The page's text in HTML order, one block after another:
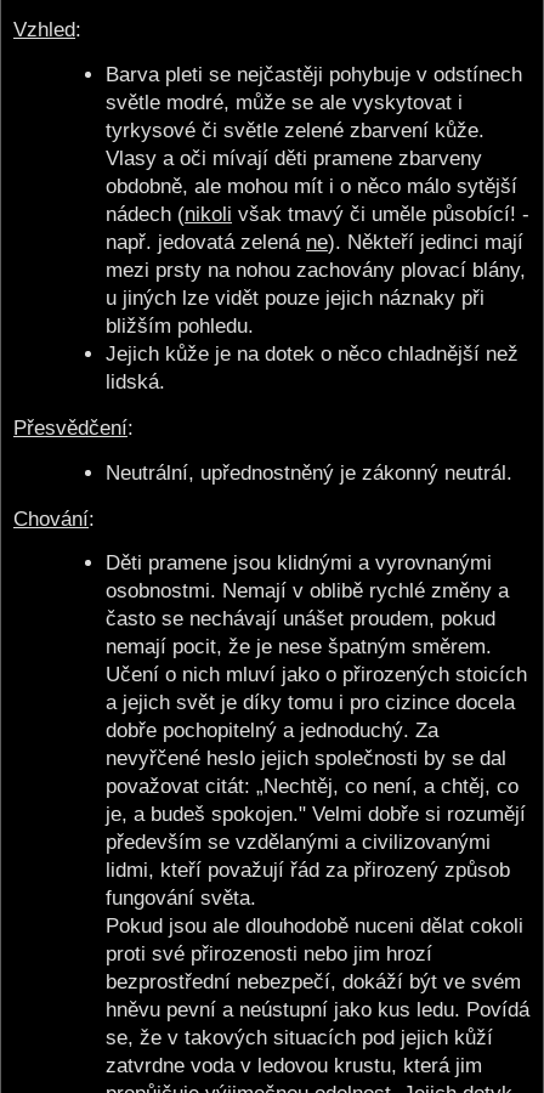
Vzhled:
Barva pleti se nejčastěji pohybuje v odstínech
světle modré, může se ale vyskytovat i
tyrkysové či světle zelené zbarvení kůže.
Vlasy a oči mívají děti pramene zbarveny
obdobně, ale mohou mít i o něco málo sytější
nádech (nikoli však tmavý či uměle působící! -
např. jedovatá zelená ne). Někteří jedinci mají
mezi prsty na nohou zachovány plovací blány,
u jiných lze vidět pouze jejich náznaky při
bližším pohledu.
Jejich kůže je na dotek o něco chladnější než
lidská.
Přesvědčení:
Neutrální, upřednostněný je zákonný neutrál.
Chování:
Děti pramene jsou klidnými a vyrovnanými
osobnostmi. Nemají v oblibě rychlé změny a
často se nechávají unášet proudem, pokud
nemají pocit, že je nese špatným směrem.
Učení o nich mluví jako o přirozených stoicích
a jejich svět je díky tomu i pro cizince docela
dobře pochopitelný a jednoduchý. Za
nevyřčené heslo jejich společnosti by se dal
považovat citát: „Nechtěj, co není, a chtěj, co
je, a budeš spokojen." Velmi dobře si rozumějí
především se vzdělanými a civilizovanými
lidmi, kteří považují řád za přirozený způsob
fungování světa.
Pokud jsou ale dlouhodobě nuceni dělat cokoli
proti své přirozenosti nebo jim hrozí
bezprostřední nebezpečí, dokáží být ve svém
hněvu pevní a neústupní jako kus ledu. Povídá
se, že v takových situacích pod jejich kůží
zatvrdne voda v ledovou krustu, která jim